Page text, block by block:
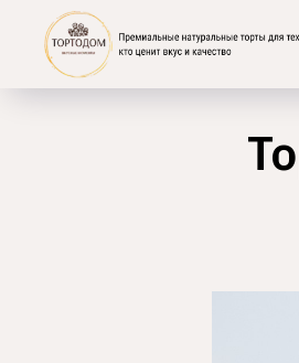
Главная / Детские